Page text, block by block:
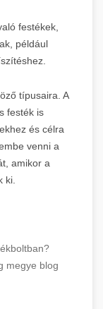
festékek,
például
típusaira. A
festék is
és célra
venni a
amikor a
ki.
megye blog